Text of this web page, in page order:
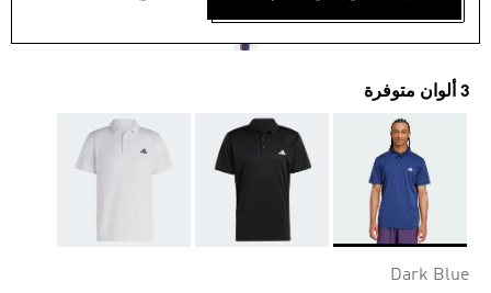
5
نجوم.
3 ألوان متوفرة
Dark Blue